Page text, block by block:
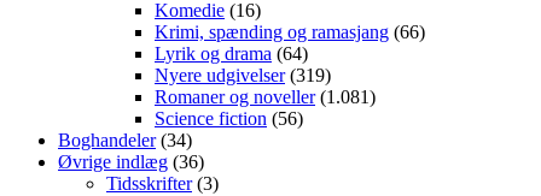
Komedie (16)
Krimi, spænding og ramasjang (66)
Lyrik og drama (64)
Nyere udgivelser(319)
Romaner og noveller(1.081)
Science fiction (56)
Boghandeler(34)
Øvrige indlæg (36)
Tidsskrifter(3)